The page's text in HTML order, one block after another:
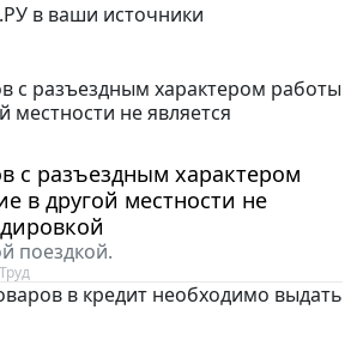
в ваши источники
с разъездным характером
в другой местности не
поездкой.
Труд